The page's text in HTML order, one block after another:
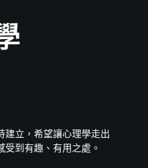
建立，希望讓心理學走出
受到有趣、有用之處。